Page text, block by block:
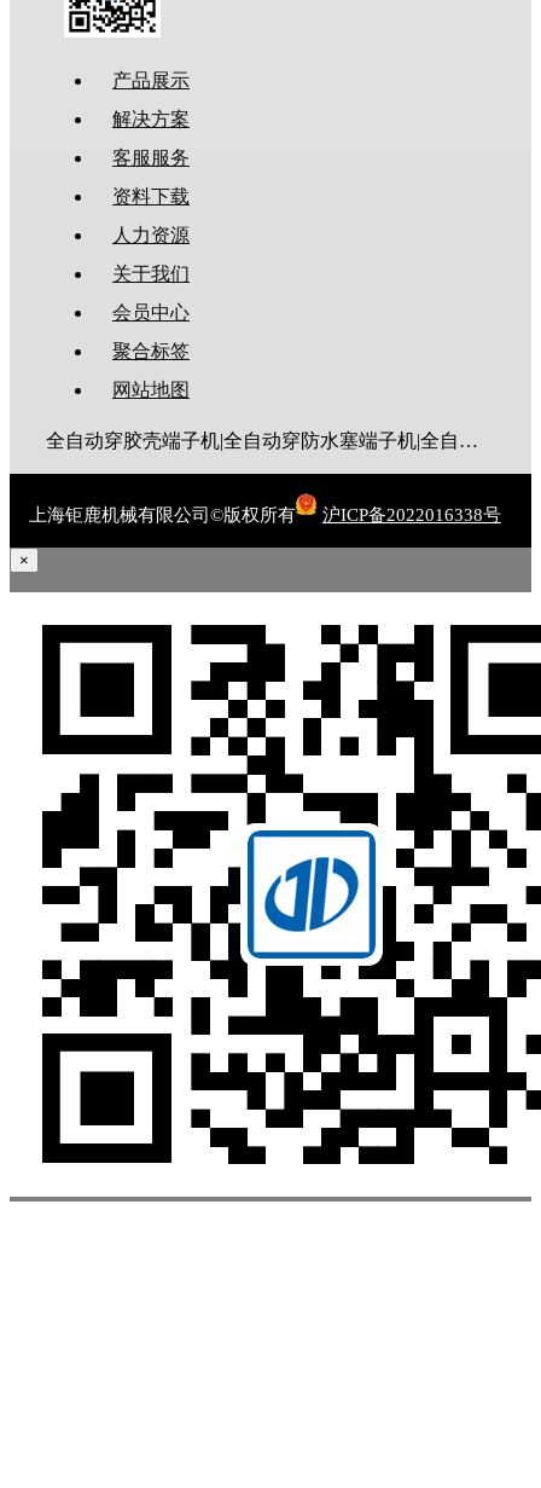
产品展示
解决方案
客服服务
资料下载
人力资源
关于我们
会员中心
聚合标签
网站地图
全自动穿胶壳端子机|全自动穿防水塞端子机|全自动穿热缩管端子机|全自动穿护套端子机|全自动穿号码管端子机|全自动端子机|全自动穿防水栓端子机|端子压着机|端子压接机|静音端子机|多芯线端子机|护套线端子机|全自动排线端子机|新能源大平方压接机|电脑剥线机|自动剥线机|裁线机|剥线机
上海钜鹿机械有限公司©版权所有 沪ICP备2022016338号
×